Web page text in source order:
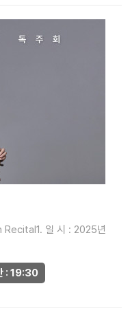
Recital1. 일 시 : 2025년
: 19:30